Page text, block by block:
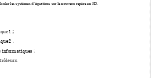
les systèmes d’équations sur le nouveau repère en 3D.
;
;
informatiques ;